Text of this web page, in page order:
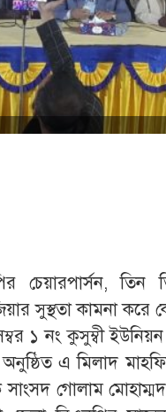
চেয়ারপার্সন, তিন
সুস্থতা কামনা
১ নং কুসুম্বী
অনুষ্ঠিত এ মিলাদ
গোলাম মোহাম্মদ